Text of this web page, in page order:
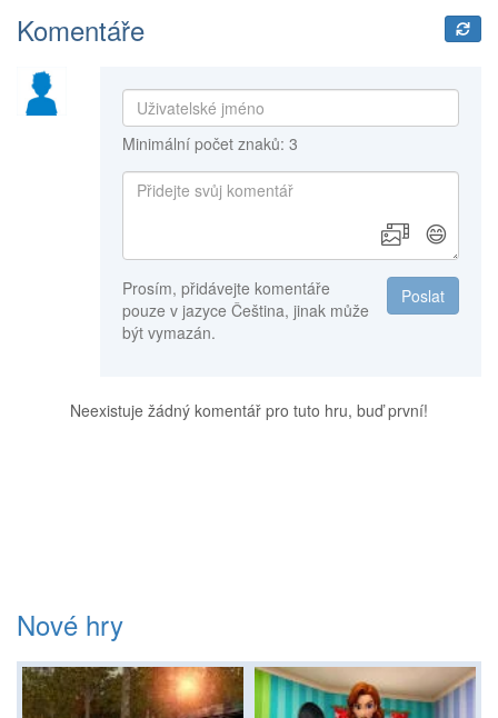
Komentáře
Minimální počet znaků: 3
😄
Poslat
Prosím, přidávejte komentáře
pouze v jazyce Čeština, jinak může
být vymazán.
Neexistuje žádný komentář pro tuto hru, buď první!
Nové hry